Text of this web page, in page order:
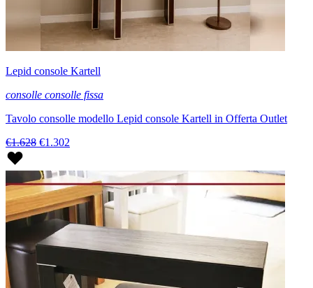
Lepid console Kartell
consolle consolle fissa
Tavolo consolle modello Lepid console Kartell in Offerta Outlet
€1.628 €1.302